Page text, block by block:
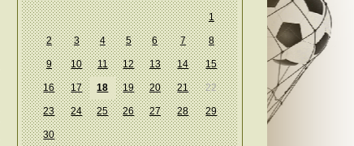
1
2 3 4 5 6 7 8
9 10 11 12 13 14 15
16 17 18 19 20 21 22
23 24 25 26 27 28 29
30